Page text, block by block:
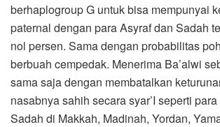
berhaplogroup G untuk bisa mempunyai
paternal dengan para Asyraf dan Sadah
nol persen. Sama dengan probabilitas
berbuah cempedak. Menerima Ba’alwi
sama saja dengan membatalkan
nasabnya sahih secara syar’I seperti
Sadah di Makkah, Madinah, Yordan,